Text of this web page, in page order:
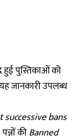
हुई पुस्तिकाओं को
जानकारी उपलब्ध
bans
कीBanned